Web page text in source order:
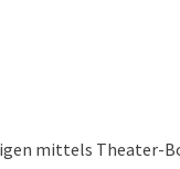
mittels Theater-